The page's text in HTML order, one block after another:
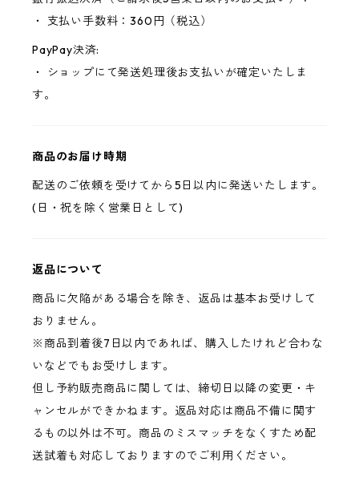
・ 支払い手数料：360円（税込）
PayPay決済:
・ ショップにて発送処理後お支払いが確定いたしま
す。
商品のお届け時期
配送のご依頼を受けてから5日以内に発送いたします。
(日・祝を除く営業日として)
返品について
商品に欠陥がある場合を除き、返品は基本お受けして
おりません。
※商品到着後7日以内であれば、購入したけれど合わな
いなどでもお受けします。
但し予約販売商品に関しては、締切日以降の変更・キ
ャンセルができかねます。返品対応は商品不備に関す
るもの以外は不可。商品のミスマッチをなくすため配
送試着も対応しておりますのでご利用ください。